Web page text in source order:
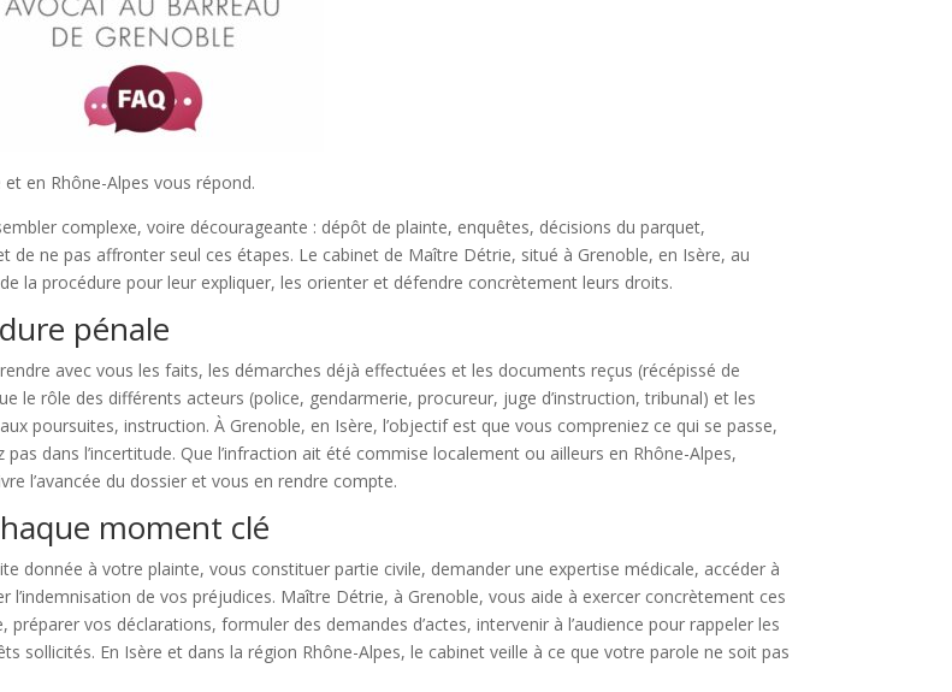
et en Rhône-Alpes vous répond.
complexe, voire décourageante : dépôt de plainte, enquêtes, décisions du parquet,
ne pas affronter seul ces étapes. Le cabinet de Maître Détrie, situé à Grenoble, en Isère, au
la procédure pour leur expliquer, les orienter et défendre concrètement leurs droits.
pénale
avec vous les faits, les démarches déjà effectuées et les documents reçus (récépissé de
le rôle des différents acteurs (police, gendarmerie, procureur, juge d’instruction, tribunal) et les
poursuites, instruction. À Grenoble, en Isère, l’objectif est que vous compreniez ce qui se passe,
dans l’incertitude. Que l’infraction ait été commise localement ou ailleurs en Rhône-Alpes,
l’avancée du dossier et vous en rendre compte.
moment clé
donnée à votre plainte, vous constituer partie civile, demander une expertise médicale, accéder à
l’indemnisation de vos préjudices. Maître Détrie, à Grenoble, vous aide à exercer concrètement ces
vos déclarations, formuler des demandes d’actes, intervenir à l’audience pour rappeler les
sollicités. En Isère et dans la région Rhône-Alpes, le cabinet veille à ce que votre parole ne soit pas